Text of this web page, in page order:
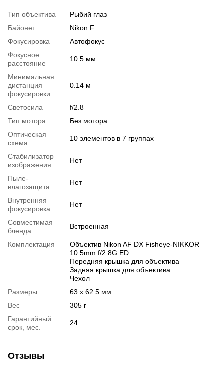
Тип объектива
Рыбий глаз
Байонет
Nikon F
Фокусировка
Автофокус
Фокусное
расстояние
10.5 мм
Минимальная
дистанция
фокусировки
0.14 м
Светосила
f/2.8
Тип мотора
Без мотора
Оптическая
схема
10 элементов в 7 группах
Стабилизатор
изображения
Нет
Пыле-
влагозащита
Нет
Внутренняя
фокусировка
Нет
Совместимая
бленда
Встроенная
Комплектация
Объектив Nikon AF DX Fisheye-NIKKOR
10.5mm f/2.8G ED
Передняя крышка для объектива
Задняя крышка для объектива
Чехол
Размеры
63 x 62.5 мм
Вес
305 г
Гарантийный
срок, мес.
24
Отзывы